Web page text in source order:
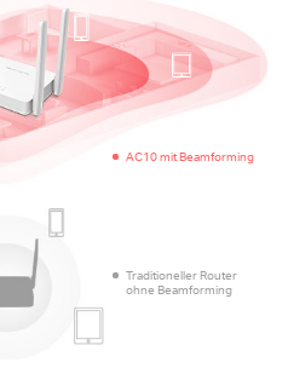
Traditioneller Router
ohne Beamforming
AC10 mit Beamforming